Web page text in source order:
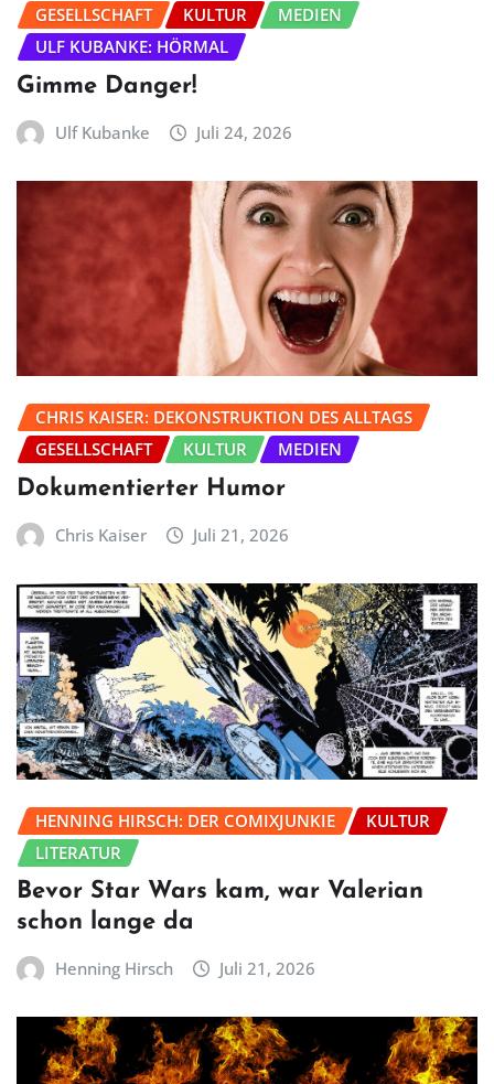
GESELLSCHAFT KULTUR
MEDIEN
ULF KUBANKE: HÖRMAL
Gimme Danger!
Ulf Kubanke Juli 24, 2026
CHRIS KAISER: DEKONSTRUKTION DES ALLTAGS
GESELLSCHAFT
KULTUR MEDIEN
Dokumentierter Humor
Chris Kaiser Juli 21, 2026
HENNING HIRSCH: DER COMIXJUNKIE
KULTUR
LITERATUR
Bevor Star Wars kam, war Valerian
schon lange da
Henning Hirsch Juli 21, 2026